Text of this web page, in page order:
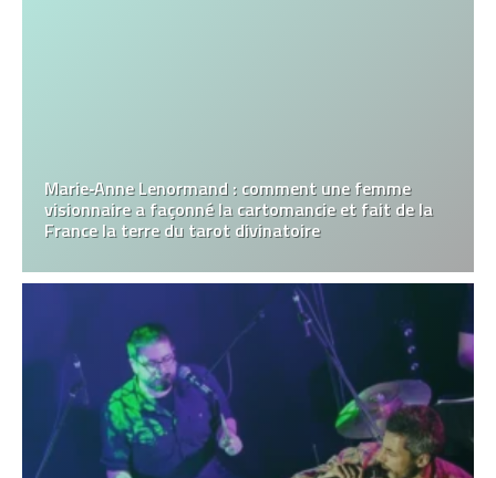
Marie‑Anne Lenormand : comment une femme
visionnaire a façonné la cartomancie et fait de la
France la terre du tarot divinatoire